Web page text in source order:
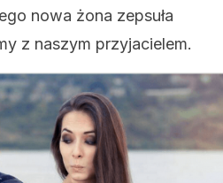
nowa żona zepsuła
z naszym przyjacielem.